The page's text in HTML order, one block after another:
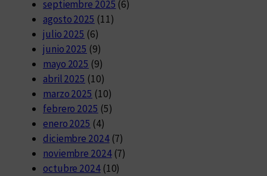
septiembre 2025 (6)
agosto 2025 (11)
julio 2025 (6)
junio 2025 (9)
mayo 2025 (9)
abril 2025 (10)
marzo 2025 (10)
febrero 2025 (5)
enero 2025 (4)
diciembre 2024(7)
noviembre 2024(7)
octubre 2024(10)